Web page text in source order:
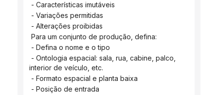
- Características imutáveis
- Variações permitidas
- Alterações proibidas
Para um conjunto de produção, defina:
- Defina o nome e o tipo
interior de veículo, etc.
- Formato espacial e planta baixa
- Posição de entrada